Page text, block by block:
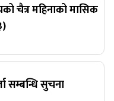
चैत्र महिनाको मासिक
सम्बन्धि सुचना